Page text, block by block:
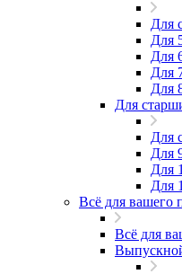
Для
Для
Для
Для
Для
Для
Для
Для
Для
Для
Всё для вашего
Всё для